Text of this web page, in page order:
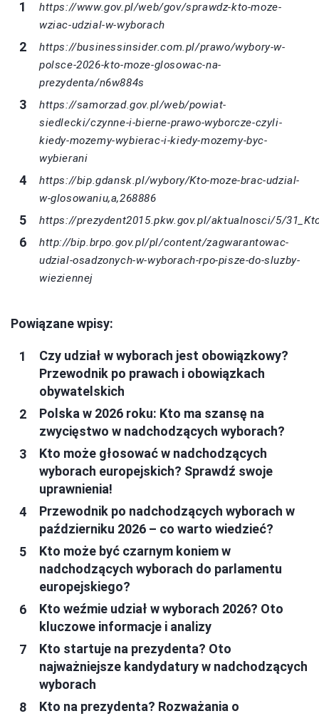
https://www.gov.pl/web/gov/sprawdz-kto-moze-
wziac-udzial-w-wyborach
https://businessinsider.com.pl/prawo/wybory-w-
polsce-2026-kto-moze-glosowac-na-
prezydenta/n6w884s
https://samorzad.gov.pl/web/powiat-
siedlecki/czynne-i-bierne-prawo-wyborcze-czyli-
kiedy-mozemy-wybierac-i-kiedy-mozemy-byc-
wybierani
https://bip.gdansk.pl/wybory/Kto-moze-brac-udzial-
w-glosowaniu,a,268886
https://prezydent2015.pkw.gov.pl/aktualnosci/5/
http://bip.brpo.gov.pl/pl/content/zagwarantowac-
udzial-osadzonych-w-wyborach-rpo-pisze-do-sluzby-
wieziennej
Powiązane wpisy:
Czy udział w wyborach jest obowiązkowy?
Przewodnik po prawach i obowiązkach
obywatelskich
Polska w 2026 roku: Kto ma szansę na
zwycięstwo w nadchodzących wyborach?
Kto może głosować w nadchodzących
wyborach europejskich? Sprawdź swoje
uprawnienia!
Przewodnik po nadchodzących wyborach w
październiku 2026 – co warto wiedzieć?
Kto może być czarnym koniem w
nadchodzących wyborach do parlamentu
europejskiego?
Kto weźmie udział w wyborach 2026? Oto
kluczowe informacje i analizy
Kto startuje na prezydenta? Oto
najważniejsze kandydatury w nadchodzących
wyborach
Kto na prezydenta? Rozważania o